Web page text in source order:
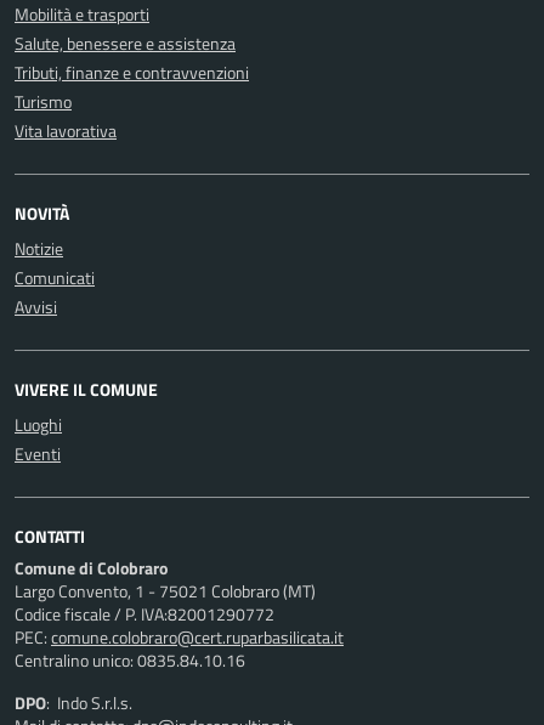
Mobilità e trasporti
Salute, benessere e assistenza
Tributi, finanze e contravvenzioni
Turismo
Vita lavorativa
NOVITÀ
Notizie
Comunicati
Avvisi
VIVERE IL COMUNE
Luoghi
Eventi
CONTATTI
Comune di Colobraro
Largo Convento, 1 - 75021 Colobraro (MT)
Codice fiscale / P. IVA:82001290772
PEC:comune.colobraro@cert.ruparbasilicata.it
Centralino unico: 0835.84.10.16
DPO: Indo S.r.l.s.